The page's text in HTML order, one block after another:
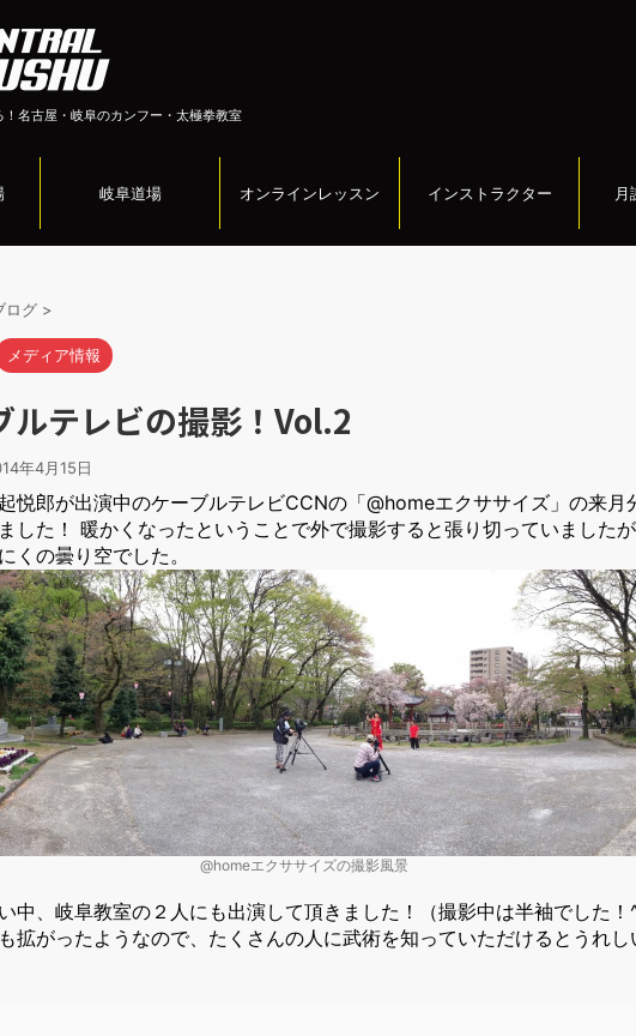
名古屋・岐阜のカンフー・太極拳教室
岐阜道場 オンラインレッスン インストラクター 月
ログ >
メディア情報
ルテレビの撮影！Vol.2
年4月15日
悦郎が出演中のケーブルテレビCCNの「@homeエクササイズ」の来月
した！ 暖かくなったということで外で撮影すると張り切っていました
くの曇り空でした。
@homeエクササイズの撮影風景
中、岐阜教室の２人にも出演して頂きました！（撮影中は半袖でした！
拡がったようなので、たくさんの人に武術を知っていただけるとうれし